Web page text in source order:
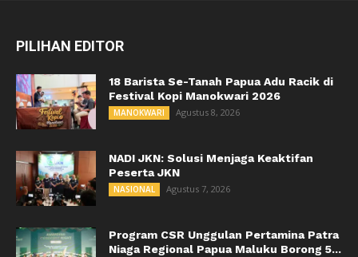
PILIHAN EDITOR
18 Barista Se-Tanah Papua Adu Racik di
Festival Kopi Manokwari 2026
MANOKWARI Agustus 8, 2026
NADI JKN: Solusi Menjaga Keaktifan
Peserta JKN
NASIONAL Agustus 7, 2026
Program CSR Unggulan Pertamina Patra
Niaga Regional Papua Maluku Borong 5...